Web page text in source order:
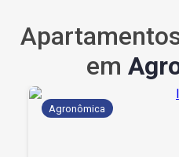
em
Agronômica